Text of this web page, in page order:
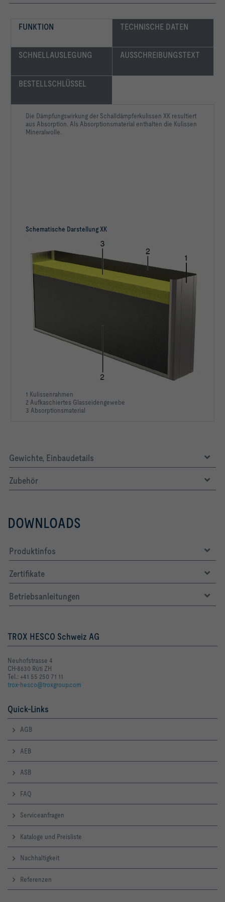
FUNKTION TECHNISCHE DATEN
SCHNELLAUSLEGUNG AUSSCHREIBUNGSTEXT
BESTELLSCHLÜSSEL
Schematische Darstellung XK
1 Kulissenrahmen
2 Aufkaschiertes Glasseidengewebe
3 Absorptionsmaterial
Die Dämpfungswirkung der Schalldämpferkulissen XK resultiert
aus Absorption. Als Absorptionsmaterial enthalten die Kulissen
Mineralwolle.
Gewichte, Einbaudetails
Zubehör
DOWNLOADS
Produktinfos
Zertifikate
Betriebsanleitungen
TROX HESCO Schweiz AG
Neuhofstrasse 4
CH-8630 Rüti ZH
Tel.: +41 55 250 71 11
trox-hesco@troxgroup.com
Quick-Links
AGB
AEB
ASB
FAQ
Serviceanfragen
Kataloge und Preisliste
Nachhaltigkeit
Referenzen